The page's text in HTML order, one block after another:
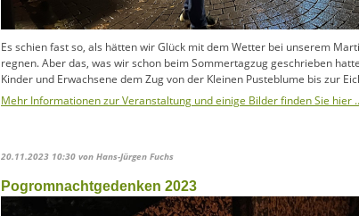
Es schien fast so, als hätten wir Glück mit dem Wetter bei unserem
regnen. Aber das, was wir schon beim Sommertagzug geschrieben
Kinder und Erwachsene dem Zug von der Kleinen Pusteblume bis zur
Mehr Informationen zur Veranstaltung und einige Bilder finden Sie hier
20.11.2023 10:30 von Hans-Jürgen Fuchs
Pogromnachtgedenken 2023